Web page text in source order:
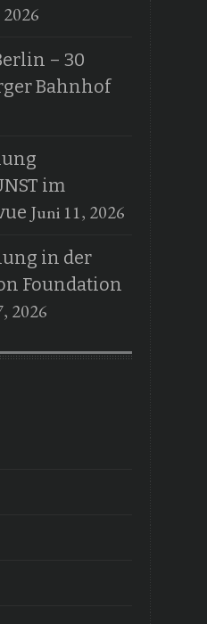
– 30
Bahnhof
im
Juni 11, 2026
in der
Foundation
2026